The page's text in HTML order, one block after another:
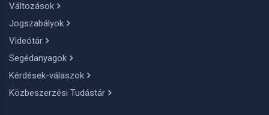
Változások
Jogszabályok
Videótár
Segédanyagok
Kérdések-válaszok
Közbeszerzési Tudástár